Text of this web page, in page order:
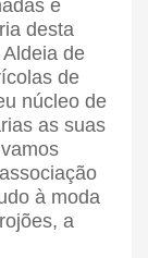
e
desta
de
de
núcleo de
as suas
à moda
a